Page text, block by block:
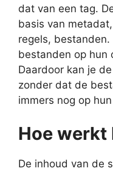
dat van een tag.
basis van
regels,
bestanden op hun
Daardoor kan je
zonder dat de
immers nog op
Hoe werkt
De inhoud van de